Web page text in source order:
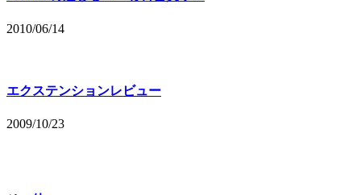
2010/06/14
エクステンションレビュー
2009/10/23